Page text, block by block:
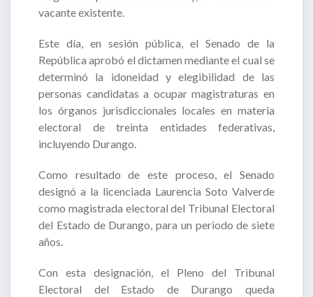
vacante existente.
Este día, en sesión pública, el Senado de la
República aprobó el dictamen mediante el cual se
determinó la idoneidad y elegibilidad de las
personas candidatas a ocupar magistraturas en
los órganos jurisdiccionales locales en materia
electoral de treinta entidades federativas,
incluyendo Durango.
Como resultado de este proceso, el Senado
designó a la licenciada Laurencia Soto Valverde
como magistrada electoral del Tribunal Electoral
del Estado de Durango, para un periodo de siete
años.
Con esta designación, el Pleno del Tribunal
Electoral del Estado de Durango queda